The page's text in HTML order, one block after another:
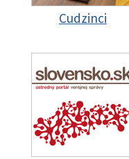
Cudzinci